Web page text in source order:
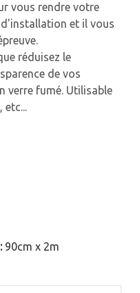
vous rendre votre
et il vous
réduisez le
de vos
verre fumé. Utilisable
etc...
90cm x 2m